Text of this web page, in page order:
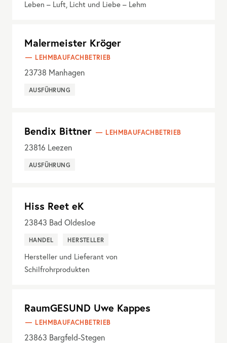
Leben – Luft, Licht und Liebe – Lehm
Malermeister Kröger
LEHMBAUFACHBETRIEB
23738 Manhagen
AUSFÜHRUNG
Bendix Bittner LEHMBAUFACHBETRIEB
23816 Leezen
AUSFÜHRUNG
Hiss Reet eK
23843 Bad Oldesloe
HANDEL HERSTELLER
Hersteller und Lieferant von
Schilfrohrprodukten
RaumGESUND Uwe Kappes
LEHMBAUFACHBETRIEB
23863 Bargfeld-Stegen